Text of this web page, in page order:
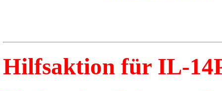
Hilfsaktion für IL-